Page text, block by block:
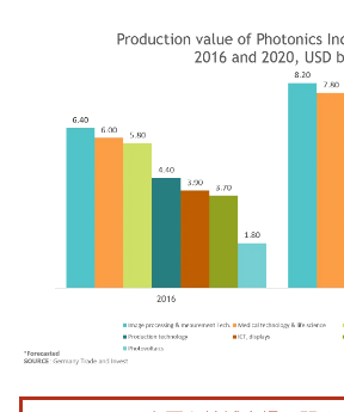
画像 © Mordor Intelligence。再利用にはCC BY